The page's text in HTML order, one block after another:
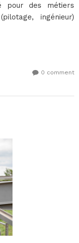
pour des métiers
ingénieur)
0 comment